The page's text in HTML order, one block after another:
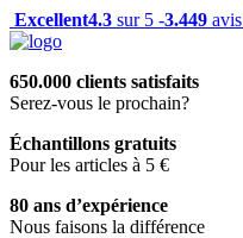
Excellent4.3 sur 5 -3.449 avis
650.000 clients satisfaits
Serez-vous le prochain?
Échantillons gratuits
Pour les articles à 5 €
80 ans d’expérience
Nous faisons la différence